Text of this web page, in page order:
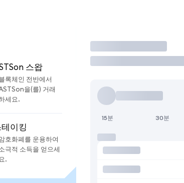
스왑
록체인 전반에서
을(를) 거래
세요.
테이킹
호화폐를 운용하여
극적 소득을 얻으세
요.
거래
15분 30분